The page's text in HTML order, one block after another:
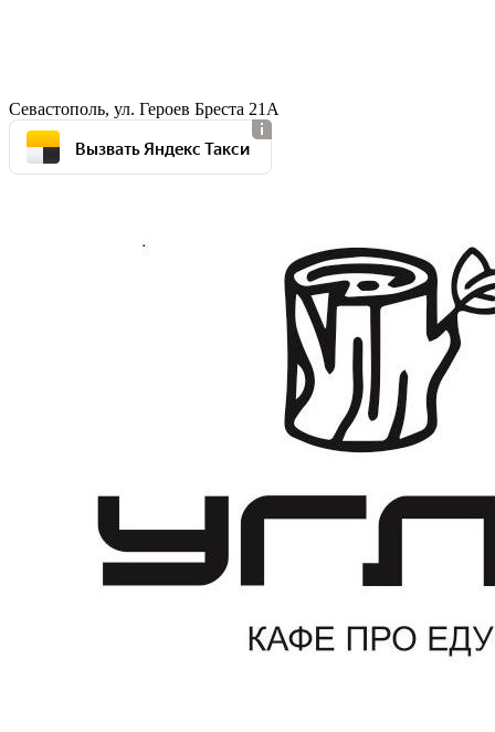
Севастополь, ул. Героев Бреста 21А
Вызвать Яндекс Такси